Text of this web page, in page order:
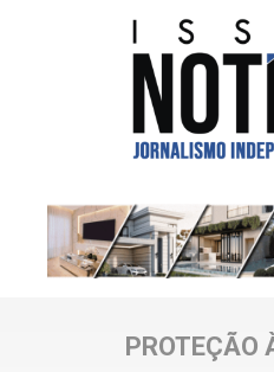
PROTEÇÃO